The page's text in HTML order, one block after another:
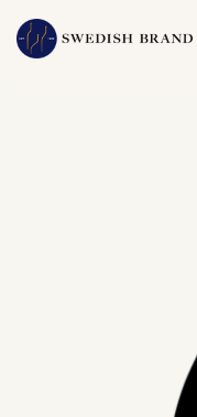
KUNDPORTRÄTT